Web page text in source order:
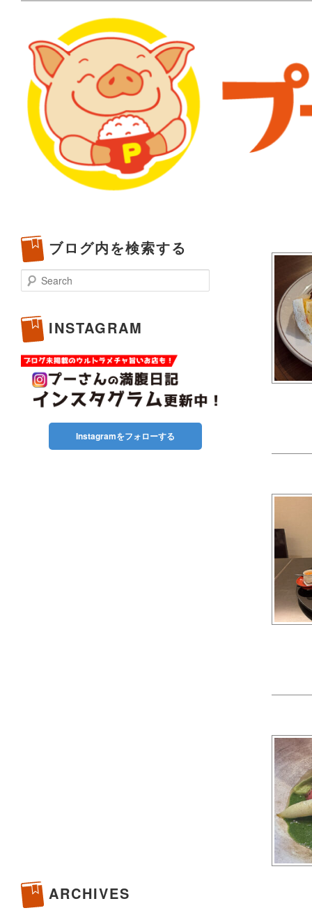
プーさんの満腹日記 |
豊中・箕面)のランチ＆
化してます。
ブログ内を検索する
Search
INSTAGRAM
Instagramをフォローする
ARCHIVES